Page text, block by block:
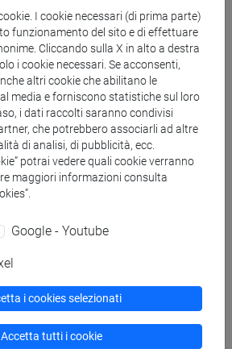
Europa
base parlato: base)
base parlato: base)
a comitati editoriali di
scientifiche
Quaderni di Studi
kierkegaardiani" della casa
e linee di ricerca del
e Scienze Sociali
I cookie necessari (di prima parte)
funzionamento del sito e di effettuare
Cliccando sulla X in alto a destra
i cookie necessari. Se acconsenti,
altri cookie che abilitano le
media e forniscono statistiche sul loro
i dati raccolti saranno condivisi
che potrebbero associarli ad altre
di analisi, di pubblicità, ecc.
potrai vedere quali cookie verranno
maggiori informazioni consulta
Google - Youtube
i cookies selezionati
Accetta tutti i cookie